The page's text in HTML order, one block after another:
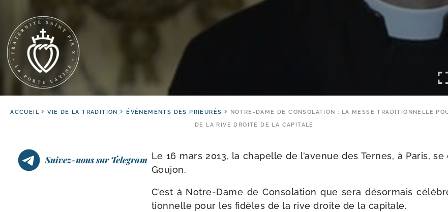
ACCUEIL VIE DE LA TRADITION ÉVÉNEMENTS DES PRIEURÉS
NOTRE-DAME DE CONSOLATION : LA MESSE TRADITIONNELLE
DE LA RIVE DROITE DE LA CAPITALE
Suivez-nous sur Telegram Le 16 mars 2013, la cha­pelle de l’avenue des Ternes, à Paris,
Goujon.
C’est à Notre-​Dame de Consolation que sera désor­mais
tion­nelle pour les fidèles de la rive droite de la capitale.